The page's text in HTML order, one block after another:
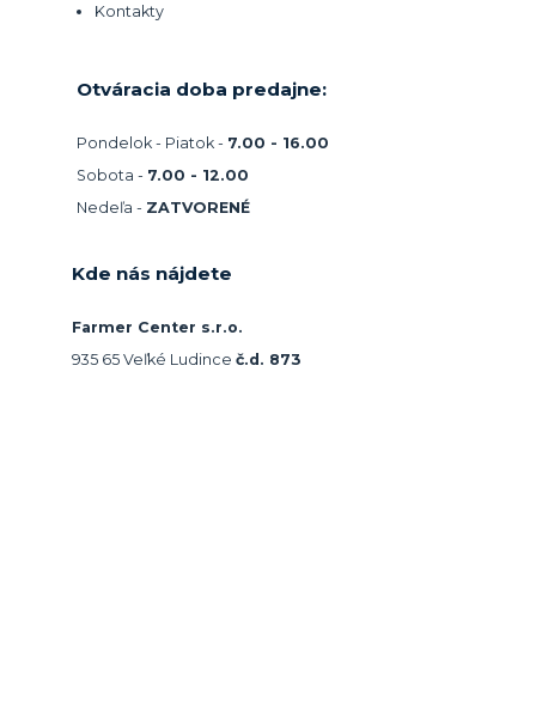
Kontakty
Otváracia doba predajne:
Pondelok - Piatok - 7.00 - 16.00
Sobota - 7.00 - 12.00
Nedeľa - ZATVORENÉ
Kde nás nájdete
Farmer Center s.r.o.
935 65 Veľké Ludince č.d. 873